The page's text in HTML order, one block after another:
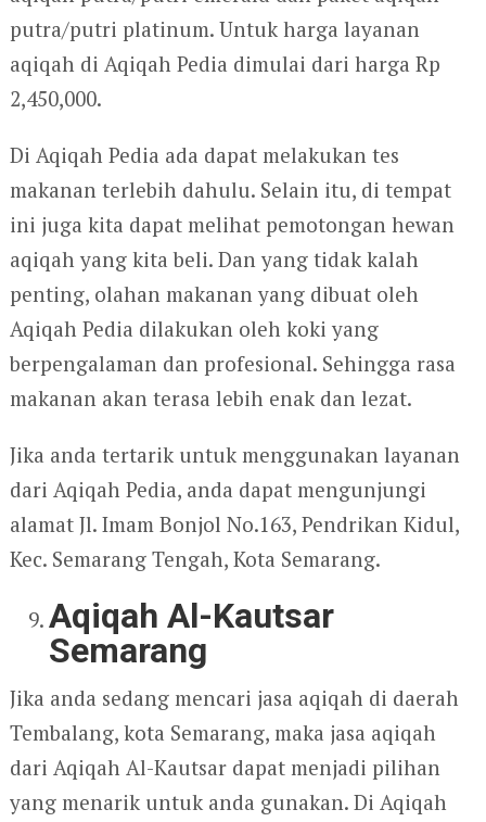
putra/putri platinum. Untuk harga layanan
aqiqah di Aqiqah Pedia dimulai dari harga Rp
2,450,000.
Di Aqiqah Pedia ada dapat melakukan tes
makanan terlebih dahulu. Selain itu, di tempat
ini juga kita dapat melihat pemotongan hewan
aqiqah yang kita beli. Dan yang tidak kalah
penting, olahan makanan yang dibuat oleh
Aqiqah Pedia dilakukan oleh koki yang
berpengalaman dan profesional. Sehingga rasa
makanan akan terasa lebih enak dan lezat.
Jika anda tertarik untuk menggunakan layanan
dari Aqiqah Pedia, anda dapat mengunjungi
alamat Jl. Imam Bonjol No.163, Pendrikan Kidul,
Kec. Semarang Tengah, Kota Semarang.
Aqiqah Al-Kautsar
Semarang
Jika anda sedang mencari jasa aqiqah di daerah
Tembalang, kota Semarang, maka jasa aqiqah
dari Aqiqah Al-Kautsar dapat menjadi pilihan
yang menarik untuk anda gunakan. Di Aqiqah